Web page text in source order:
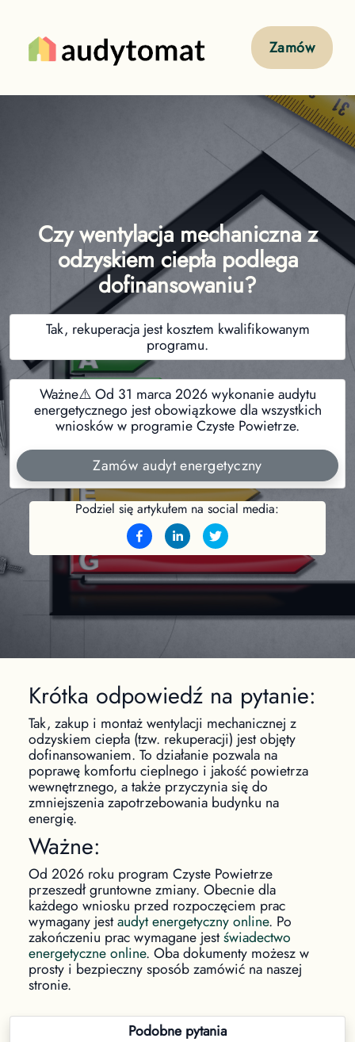
Zamów
Czy wentylacja mechaniczna z
odzyskiem ciepła podlega
dofinansowaniu?
Tak, rekuperacja jest kosztem kwalifikowanym
programu.
Ważne⚠️ Od 31 marca 2026 wykonanie audytu
energetycznego jest obowiązkowe dla wszystkich
wniosków w programie Czyste Powietrze.
Zamów audyt energetyczny
Podziel się artykułem na social media:
Krótka odpowiedź na pytanie:
Tak, zakup i montaż wentylacji mechanicznej z
odzyskiem ciepła (tzw. rekuperacji) jest objęty
dofinansowaniem. To działanie pozwala na
poprawę komfortu cieplnego i jakość powietrza
wewnętrznego, a także przyczynia się do
zmniejszenia zapotrzebowania budynku na
energię.
Ważne:
Od 2026 roku program Czyste Powietrze
przeszedł gruntowne zmiany. Obecnie dla
każdego wniosku przed rozpoczęciem prac
wymagany jestaudyt energetyczny online. Po
zakończeniu prac wymagane jestświadectwo
energetyczne online. Oba dokumenty możesz w
prosty i bezpieczny sposób zamówić na naszej
stronie.
Podobne pytania